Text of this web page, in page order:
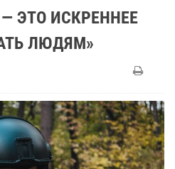
ЭТО ИСКРЕННЕЕ
ЛЮДЯМ»